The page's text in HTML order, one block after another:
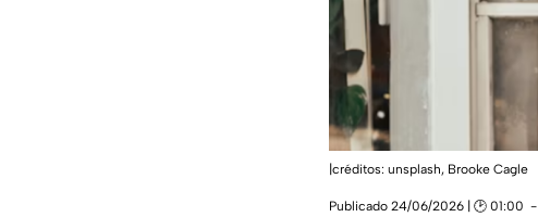
|créditos: unsplash, Brooke Cagle
Publicado 24/06/2026 | 🕑 01:00